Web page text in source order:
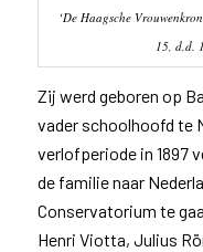
‘De Haagsche
15, d.d.
Zij werd geboren op
vader schoolhoofd te
verlofperiode in 1897
de familie naar
Conservatorium te
Henri Viotta, Julius